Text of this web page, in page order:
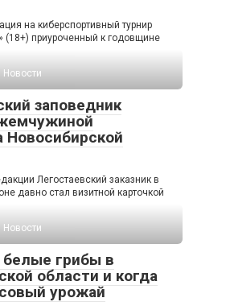
на киберспортивный турнир
(18+) приуроченный к годовщине
Новости
заповедник
Новосибирской
Легостаевский заказник в
давно стал визитной карточкой
Новости
белые грибы в
области и когда
урожай